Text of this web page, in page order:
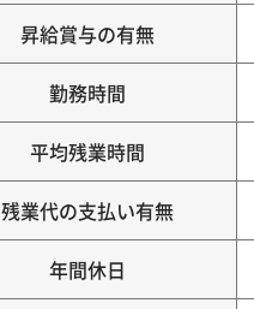
昇給賞与の有無
勤務時間
平均残業時間
残業代の支払い有無
年間休日